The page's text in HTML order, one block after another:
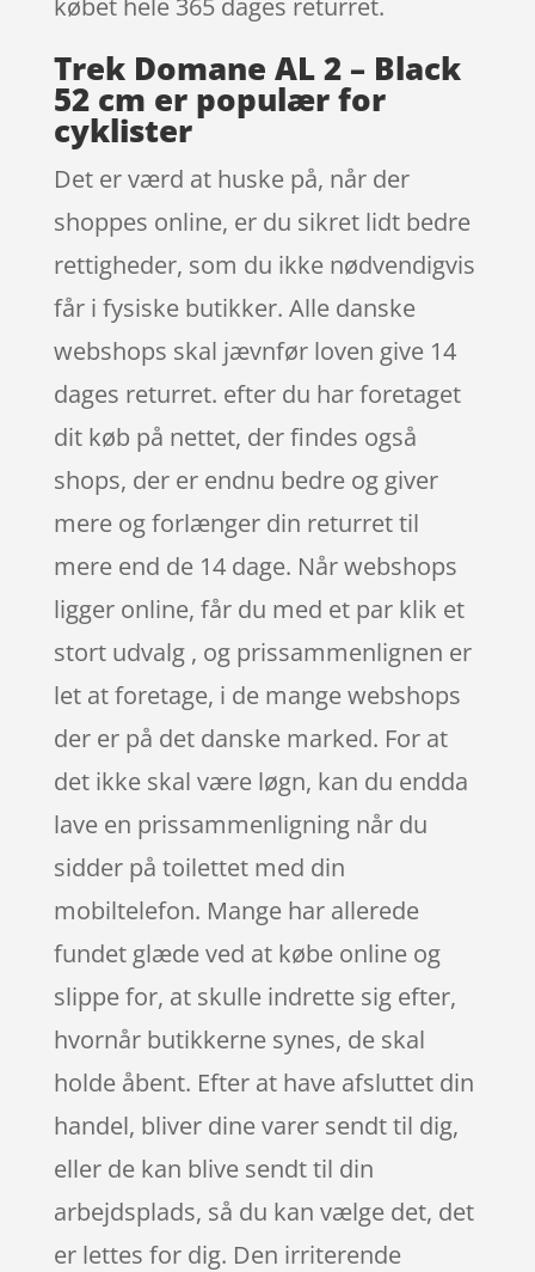
Trek Domane AL 2 – Black
52 cm er populær for
cyklister
Det er værd at huske på, når der
shoppes online, er du sikret lidt bedre
rettigheder, som du ikke nødvendigvis
får i fysiske butikker. Alle danske
webshops skal jævnfør loven give 14
dages returret. efter du har foretaget
dit køb på nettet, der findes også
shops, der er endnu bedre og giver
mere og forlænger din returret til
mere end de 14 dage. Når webshops
ligger online, får du med et par klik et
stort udvalg , og prissammenlignen er
let at foretage, i de mange webshops
der er på det danske marked. For at
det ikke skal være løgn, kan du endda
lave en prissammenligning når du
sidder på toilettet med din
mobiltelefon. Mange har allerede
fundet glæde ved at købe online og
slippe for, at skulle indrette sig efter,
hvornår butikkerne synes, de skal
holde åbent. Efter at have afsluttet din
handel, bliver dine varer sendt til dig,
eller de kan blive sendt til din
arbejdsplads, så du kan vælge det, det
er lettes for dig. Den irriterende